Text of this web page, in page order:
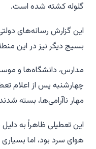
گلوله کشته شده است.
بسیج دیگر نیز در این
مدارس، دانشگاه‌ها و
چهارشنبه پس از اعلام
مهار ناآرامی‌ها، بسته
این تعطیلی ظاهراً به
هوای سرد بود، اما بسیاری